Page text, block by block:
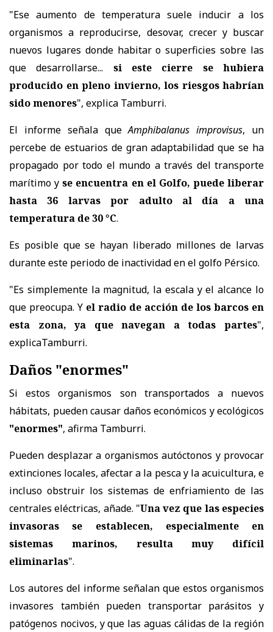
"Ese aumento de temperatura suele inducir a los
organismos a reproducirse, desovar, crecer y buscar
nuevos lugares donde habitar o superficies sobre las
que desarrollarse... si este cierre se hubiera
producido en pleno invierno, los riesgos habrían
sido menores", explica Tamburri.
El informe señala que Amphibalanus improvisus, un
percebe de estuarios de gran adaptabilidad que se ha
propagado por todo el mundo a través del transporte
marítimo yse encuentra en el Golfo, puede liberar
hasta 36 larvas por adulto al día a una
temperatura de 30 °C.
Es posible que se hayan liberado millones de larvas
durante este periodo de inactividad en el golfo Pérsico.
"Es simplemente la magnitud, la escala y el alcance lo
que preocupa. Y el radio de acción de los barcos en
esta zona, ya que navegan a todas partes",
explicaTamburri.
Daños "enormes"
Si estos organismos son transportados a nuevos
hábitats, pueden causar daños económicos y ecológicos
"enormes", afirma Tamburri.
Pueden desplazar a organismos autóctonos y provocar
extinciones locales, afectar a la pesca y la acuicultura, e
incluso obstruir los sistemas de enfriamiento de las
centrales eléctricas, añade. "Una vez que las especies
invasoras se establecen, especialmente en
sistemas marinos, resulta muy difícil
eliminarlas".
Los autores del informe señalan que estos organismos
invasores también pueden transportar parásitos y
patógenos nocivos, y que las aguas cálidas de la región